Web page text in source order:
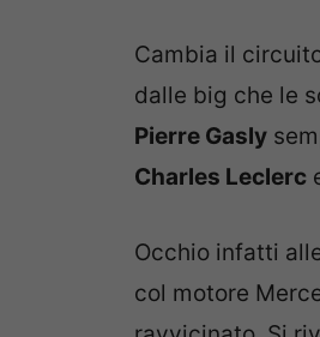
Cambia il
dalle big che le
Pierre Gasly
Charles Leclerc
Occhio infatti
col motore